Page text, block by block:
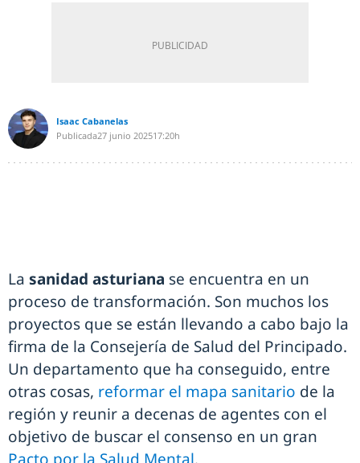
Isaac Cabanelas
Publicada27 junio 202517:20h
La sanidad asturiana se encuentra en un
proceso de transformación. Son muchos los
proyectos que se están llevando a cabo bajo la
firma de la Consejería de Salud del Principado.
Un departamento que ha conseguido, entre
otras cosas, reformar el mapa sanitario de la
región y reunir a decenas de agentes con el
objetivo de buscar el consenso en un gran